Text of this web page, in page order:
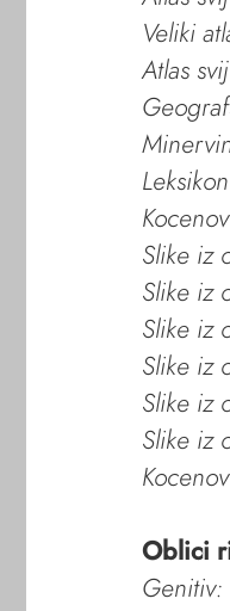
Veliki
Atlas
Slike iz
Slike iz
Slike iz
Slike iz
Slike iz
Slike iz
Oblici
Genitiv: